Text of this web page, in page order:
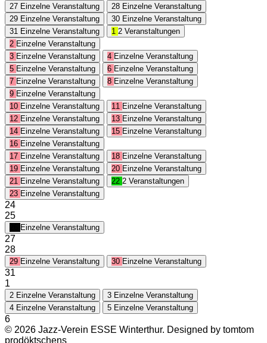
27 Einzelne Veranstaltung 28 Einzelne Veranstaltung
29 Einzelne Veranstaltung 30 Einzelne Veranstaltung
31 Einzelne Veranstaltung 1 2 Veranstaltungen
2 Einzelne Veranstaltung
3 Einzelne Veranstaltung 4 Einzelne Veranstaltung
5 Einzelne Veranstaltung 6 Einzelne Veranstaltung
7 Einzelne Veranstaltung 8 Einzelne Veranstaltung
9 Einzelne Veranstaltung
10 Einzelne Veranstaltung 11 Einzelne Veranstaltung
12 Einzelne Veranstaltung 13 Einzelne Veranstaltung
14 Einzelne Veranstaltung 15 Einzelne Veranstaltung
16 Einzelne Veranstaltung
17 Einzelne Veranstaltung 18 Einzelne Veranstaltung
19 Einzelne Veranstaltung 20 Einzelne Veranstaltung
21 Einzelne Veranstaltung 22 2 Veranstaltungen
23 Einzelne Veranstaltung
24
25
Einzelne Veranstaltung
27
28
29 Einzelne Veranstaltung 30 Einzelne Veranstaltung
31
1
2 Einzelne Veranstaltung 3 Einzelne Veranstaltung
4 Einzelne Veranstaltung 5 Einzelne Veranstaltung
6
© 2026 Jazz-Verein ESSE Winterthur. Designed by tomtom
prodöktschens